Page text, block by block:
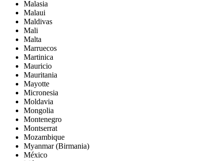
Malasia
Malaui
Maldivas
Mali
Malta
Marruecos
Martinica
Mauricio
Mauritania
Mayotte
Micronesia
Moldavia
Mongolia
Montenegro
Montserrat
Mozambique
Myanmar (Birmania)
México